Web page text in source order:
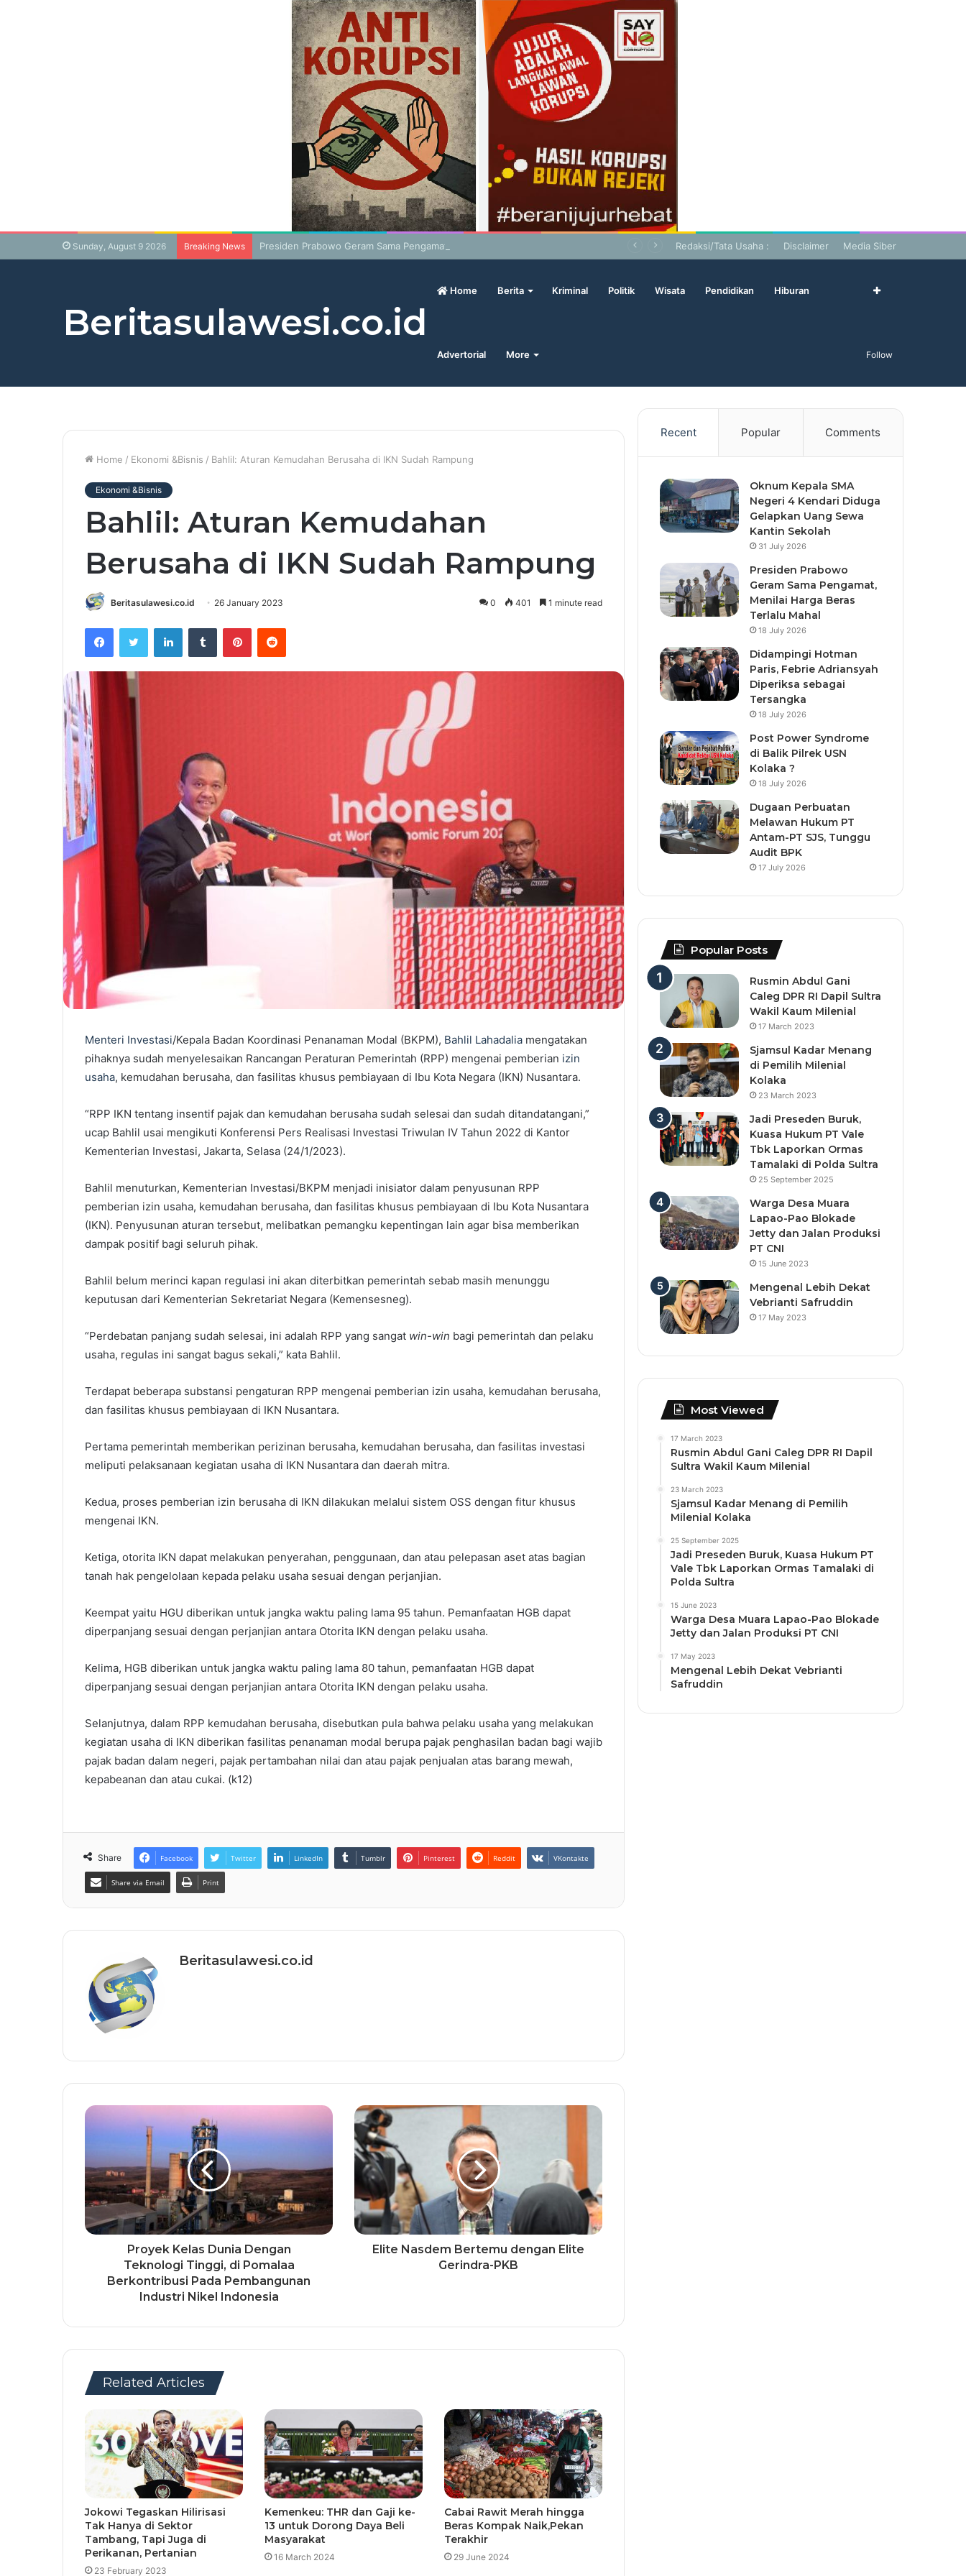
Sunday, August 9 2026 Breaking News Presiden Prabowo Geram Sama Pengamat, Menilai Harga Beras Terlalu Mahal Redaksi/Tata Usaha : Disclaimer Media Siber
Beritasulawesi.co.id
Home Berita Kriminal Politik Wisata Pendidikan Hiburan
Advertorial More Follow
Home / Ekonomi &Bisnis / Bahlil: Aturan Kemudahan Berusaha di IKN Sudah Rampung
Ekonomi &Bisnis
Bahlil: Aturan Kemudahan
Berusaha di IKN Sudah Rampung
Beritasulawesi.co.id 26 January 2023 0 401 1 minute read
Menteri Investasi/Kepala Badan Koordinasi Penanaman Modal (BKPM), Bahlil Lahadalia mengatakan
pihaknya sudah menyelesaikan Rancangan Peraturan Pemerintah (RPP) mengenai pemberian izin
usaha, kemudahan berusaha, dan fasilitas khusus pembiayaan di Ibu Kota Negara (IKN) Nusantara.
“RPP IKN tentang insentif pajak dan kemudahan berusaha sudah selesai dan sudah ditandatangani,”
ucap Bahlil usai mengikuti Konferensi Pers Realisasi Investasi Triwulan IV Tahun 2022 di Kantor
Kementerian Investasi, Jakarta, Selasa (24/1/2023).
Bahlil menuturkan, Kementerian Investasi/BKPM menjadi inisiator dalam penyusunan RPP
pemberian izin usaha, kemudahan berusaha, dan fasilitas khusus pembiayaan di Ibu Kota Nusantara
(IKN). Penyusunan aturan tersebut, melibatkan pemangku kepentingan lain agar bisa memberikan
dampak positif bagi seluruh pihak.
Bahlil belum merinci kapan regulasi ini akan diterbitkan pemerintah sebab masih menunggu
keputusan dari Kementerian Sekretariat Negara (Kemensesneg).
“Perdebatan panjang sudah selesai, ini adalah RPP yang sangat win-win bagi pemerintah dan pelaku
usaha, regulas ini sangat bagus sekali,” kata Bahlil.
Terdapat beberapa substansi pengaturan RPP mengenai pemberian izin usaha, kemudahan berusaha,
dan fasilitas khusus pembiayaan di IKN Nusantara.
Pertama pemerintah memberikan perizinan berusaha, kemudahan berusaha, dan fasilitas investasi
meliputi pelaksanaan kegiatan usaha di IKN Nusantara dan daerah mitra.
Kedua, proses pemberian izin berusaha di IKN dilakukan melalui sistem OSS dengan fitur khusus
mengenai IKN.
Ketiga, otorita IKN dapat melakukan penyerahan, penggunaan, dan atau pelepasan aset atas bagian
tanah hak pengelolaan kepada pelaku usaha sesuai dengan perjanjian.
Keempat yaitu HGU diberikan untuk jangka waktu paling lama 95 tahun. Pemanfaatan HGB dapat
diperpanjang sesuai dengan perjanjian antara Otorita IKN dengan pelaku usaha.
Kelima, HGB diberikan untuk jangka waktu paling lama 80 tahun, pemanfaatan HGB dapat
diperpanjang sesuai dengan perjanjian antara Otorita IKN dengan pelaku usaha.
Selanjutnya, dalam RPP kemudahan berusaha, disebutkan pula bahwa pelaku usaha yang melakukan
kegiatan usaha di IKN diberikan fasilitas penanaman modal berupa pajak penghasilan badan bagi wajib
pajak badan dalam negeri, pajak pertambahan nilai dan atau pajak penjualan atas barang mewah,
kepabeanan dan atau cukai. (k12)
Share Facebook Twitter LinkedIn Tumblr Pinterest Reddit VKontakte
Share via Email Print
Beritasulawesi.co.id
Proyek Kelas Dunia Dengan
Teknologi Tinggi, di Pomalaa
Berkontribusi Pada Pembangunan
Industri Nikel Indonesia
Elite Nasdem Bertemu dengan Elite
Gerindra-PKB
Related Articles
Jokowi Tegaskan Hilirisasi
Tak Hanya di Sektor
Tambang, Tapi Juga di
Perikanan, Pertanian
23 February 2023
Kemenkeu: THR dan Gaji ke-
13 untuk Dorong Daya Beli
Masyarakat
16 March 2024
Cabai Rawit Merah hingga
Beras Kompak Naik,Pekan
Terakhir
29 June 2024
Recent Popular Comments
Oknum Kepala SMA
Negeri 4 Kendari Diduga
Gelapkan Uang Sewa
Kantin Sekolah
31 July 2026
Presiden Prabowo
Geram Sama Pengamat,
Menilai Harga Beras
Terlalu Mahal
18 July 2026
Didampingi Hotman
Paris, Febrie Adriansyah
Diperiksa sebagai
Tersangka
18 July 2026
Post Power Syndrome
di Balik Pilrek USN
Kolaka ?
18 July 2026
Dugaan Perbuatan
Melawan Hukum PT
Antam-PT SJS, Tunggu
Audit BPK
17 July 2026
Popular Posts
Rusmin Abdul Gani
Caleg DPR RI Dapil Sultra
Wakil Kaum Milenial
17 March 2023
Sjamsul Kadar Menang
di Pemilih Milenial
Kolaka
23 March 2023
Jadi Preseden Buruk,
Kuasa Hukum PT Vale
Tbk Laporkan Ormas
Tamalaki di Polda Sultra
25 September 2025
Warga Desa Muara
Lapao-Pao Blokade
Jetty dan Jalan Produksi
PT CNI
15 June 2023
Mengenal Lebih Dekat
Vebrianti Safruddin
17 May 2023
Most Viewed
17 March 2023
Rusmin Abdul Gani Caleg DPR RI Dapil
Sultra Wakil Kaum Milenial
23 March 2023
Sjamsul Kadar Menang di Pemilih
Milenial Kolaka
25 September 2025
Jadi Preseden Buruk, Kuasa Hukum PT
Vale Tbk Laporkan Ormas Tamalaki di
Polda Sultra
15 June 2023
Warga Desa Muara Lapao-Pao Blokade
Jetty dan Jalan Produksi PT CNI
17 May 2023
Mengenal Lebih Dekat Vebrianti
Safruddin